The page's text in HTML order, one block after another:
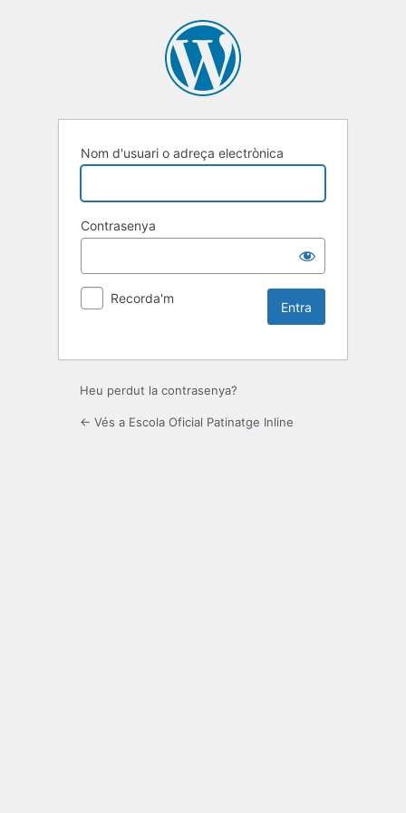
Nom d'usuari o adreça electrònica
Contrasenya
Recorda'm
Heu perdut la contrasenya?
← Vés a Escola Oficial Patinatge Inline